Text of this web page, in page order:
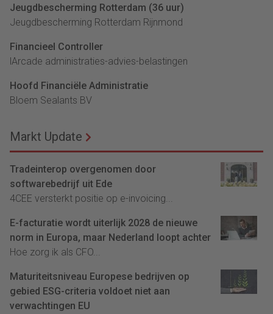
Jeugdbescherming Rotterdam (36 uur)
Jeugdbescherming Rotterdam Rijnmond
Financieel Controller
lArcade administraties-advies-belastingen
Hoofd Financiële Administratie
Bloem Sealants BV
Markt Update
Tradeinterop overgenomen door
softwarebedrijf uit Ede
4CEE versterkt positie op e-invoicing...
E-facturatie wordt uiterlijk 2028 de nieuwe
norm in Europa, maar Nederland loopt achter
Hoe zorg ik als CFO...
Maturiteitsniveau Europese bedrijven op
gebied ESG-criteria voldoet niet aan
verwachtingen EU